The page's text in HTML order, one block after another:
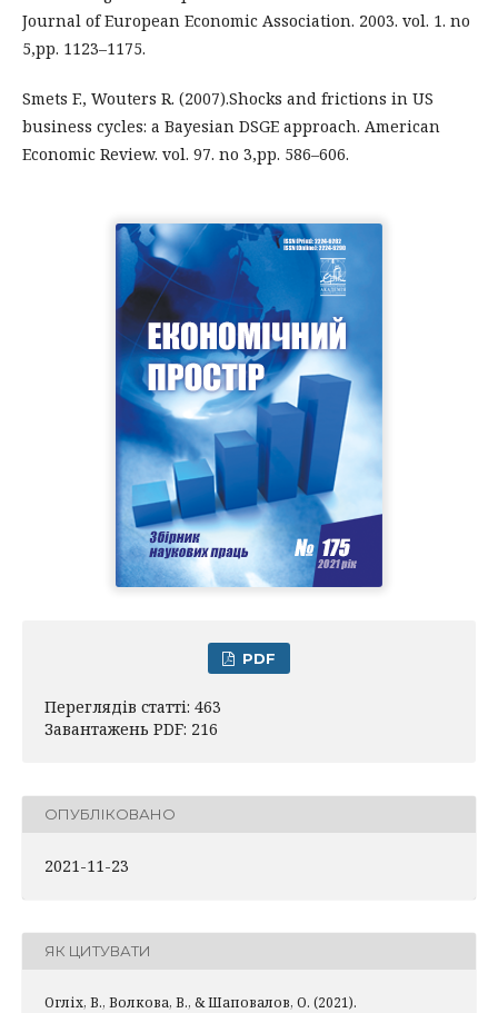
Journal of European Economic Association. 2003. vol. 1. no
5,pp. 1123–1175.
Smets F., Wouters R. (2007).Shocks and frictions in US
business cycles: a Bayesian DSGE approach. American
Economic Review. vol. 97. no 3,pp. 586–606.
PDF
Переглядів статті: 463
Завантажень PDF: 216
ОПУБЛІКОВАНО
2021-11-23
ЯК ЦИТУВАТИ
Огліх, В., Волкова, В., & Шаповалов, О. (2021).